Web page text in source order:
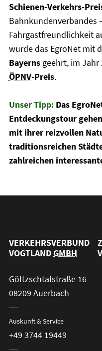
Schienen-Verkehrs-
Bahnkundenverbandes
Fahrgastfreundlichkeit
wurde das EgroNet mit
Bayerns geehrt, im Jahr
ÖPNV-Preis.
Unser Tipp:Das
Entdeckungstour
mit ihrer reizvollen
traditionsreichen
zahlreichen
VERKEHRSVERBUND
VOGTLANDGMBH
Göltzschtalstraße 16
08209 Auerbach
Auskunft & Service
+49 3744 19449